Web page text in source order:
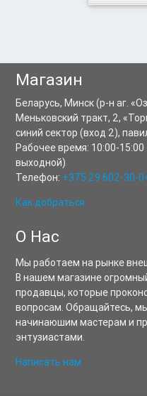
Магазин
Беларусь,Минск(р-н аг.
Меньковский тракт, 2,
синий сектор (вход 2),
Рабочее время: 10:00-15:00
выходной)
Телефон: +375 29 602-30-
Как добраться
О Нас
Мы работаем на рынке
В нашем магазине
продавцы, которые
вопросам. Обращайтесь,
начинаюшим мастерам и
энтузиастами.
Написать нам